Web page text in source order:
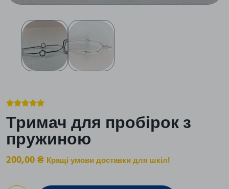

Тримач для пробірок з
пружиною
200,00₴ Кращі умови доставки для шкіл!